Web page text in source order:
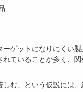
ゲットになりにくい
ていることが多く、
む」という仮説には、